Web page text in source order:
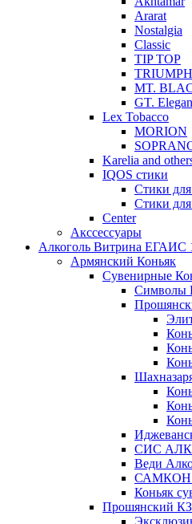
Ararat
Nostalgia
Classic
TIP TOP
MT.
GT.
Lex Tobacco
MORION
Karelia and
IQOS стики
Стики
Стики
Сenter
Акссессуары
Алкоголь Витрина ЕГАИС
Армянский Коньяк
Сувенирные
Символы
СИС
Веди
САМКОН
Коньяк
Прошянский КЗ